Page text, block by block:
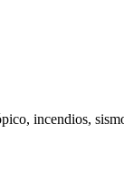
incendios,